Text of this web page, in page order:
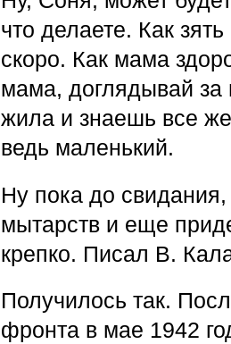
что делаете. Как
скоро. Как мама
мама, доглядывай за
жила и знаешь все
ведь маленький.
Ну пока до
мытарств и еще
крепко. Писал В.
Получилось так.
фронта в мае 1942